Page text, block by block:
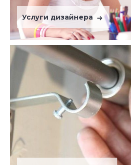
Услуги дизайнера